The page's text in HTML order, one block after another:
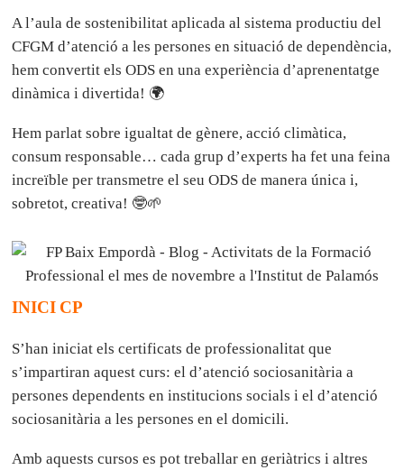
A l’aula de sostenibilitat aplicada al sistema productiu del
CFGM d’atenció a les persones en situació de dependència,
hem convertit els ODS en una experiència d’aprenentatge
dinàmica i divertida! 🌍
Hem parlat sobre igualtat de gènere, acció climàtica,
consum responsable… cada grup d’experts ha fet una feina
increïble per transmetre el seu ODS de manera única i,
sobretot, creativa! 🤓🌱
INICI CP
S’han iniciat els certificats de professionalitat que
s’impartiran aquest curs: el d’atenció sociosanitària a
persones dependents en institucions socials i el d’atenció
sociosanitària a les persones en el domicili.
Amb aquests cursos es pot treballar en geriàtrics i altres